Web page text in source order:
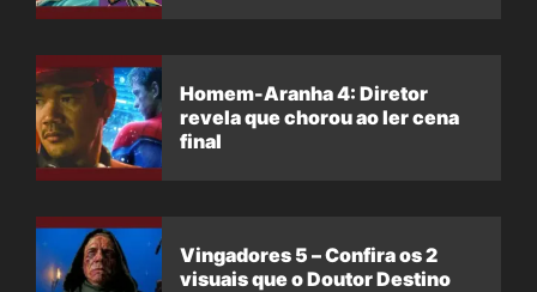
Homem-Aranha 4: Diretor
revela que chorou ao ler cena
final
Vingadores 5 – Confira os 2
visuais que o Doutor Destino